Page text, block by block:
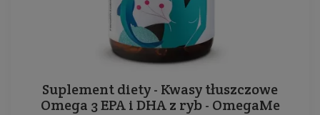
Suplement diety - Kwasy tłuszczowe
Omega 3 EPA i DHA z ryb - OmegaMe